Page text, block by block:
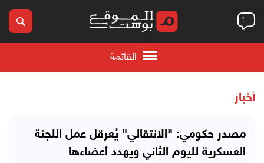
القائمة
أخبار
مصدر حكومي: "الانتقالي" يُعرقل عمل اللجنة
العسكرية لليوم الثاني ويهدد أعضاءها